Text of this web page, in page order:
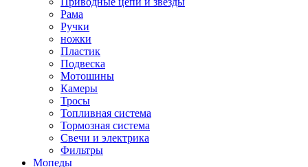
Рама
Ручки
ножки
Пластик
Подвеска
Мотошины
Камеры
Тросы
Топливная система
Тормозная система
Свечи и электрика
Фильтры
Мопеды